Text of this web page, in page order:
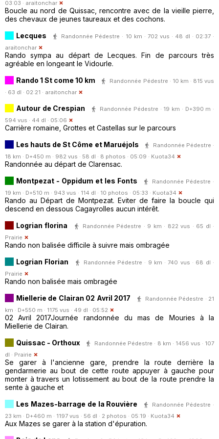
03:03 · araitonchar
Boucle au nord de Quissac, rencontre avec de la vieille pierre,
des chevaux de jeunes taureaux et des cochons.
Lecques
Randonnée Pédestre · 10 km · 702 vus · 48 dl · 02:37 ·
araitonchar
Rando sympa au départ de Lecques. Fin de parcours très
agréable en longeant le Vidourle.
Rando 1 St come 10 km
Randonnée Pédestre · 10 km · 815 vus
· 63 dl · 02:21 · araitonchar
Autour de Crespian
Randonnée Pédestre · 19 km · D+390 m ·
594 vus · 44 dl · 05:06
Carrière romaine, Grottes et Castellas sur le parcours
Les hauts de St Côme et Maruéjols
Randonnée Pédestre ·
18 km · D+450 m · 982 vus · 58 dl · 8 photos · 05:09 · Kuota34
Randonnée au départ de Clarensac.
Montpezat - Oppidum et les Fonts
Randonnée Pédestre ·
19 km · D+510 m · 943 vus · 114 dl · 10 photos · 05:33 · Kuota34
Rando au Départ de Montpezat. Eviter de faire la boucle qui
descend en dessous Cagayrolles aucun intérêt.
Logrian florina
Randonnée Pédestre · 9 km · 822 vus · 65 dl ·
Prairie
Rando non balisée difficile à suivre mais ombragée
Logrian Florian
Randonnée Pédestre · 9 km · 740 vus · 68 dl ·
Prairie
Rando non balisée mais ombragée
Miellerie de Clairan 02 Avril 2017
Randonnée Pédestre · 21
km · D+550 m · 1175 vus · 49 dl · 05:52
02 Avril 2017Journée randonnée du mas de Mouries à la
Miellerie de Clairan.
Quissac - Orthoux
Randonnée Pédestre · 8 km · 1456 vus · 107
dl · Prairie
Se garer à l'ancienne gare, prendre la route derrière la
gendarmerie au bout de cette route appuyer à gauche pour
monter à travers un lotissement au bout de la route prendre la
sente à gauche et
Les Mazes-barrage de la Rouvière
Randonnée Pédestre ·
23 km · D+460 m · 1197 vus · 56 dl · 2 photos · 05:19 · Kuota34
Aux Mazes se garer à la station d'épuration.